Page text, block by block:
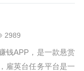
台接单做任务即可，
账。您也可以在平台
台用户帮助您完成。
快来一起做个赚钱小
2989
钱APP，是一款悬赏
雇英台任务平台是一